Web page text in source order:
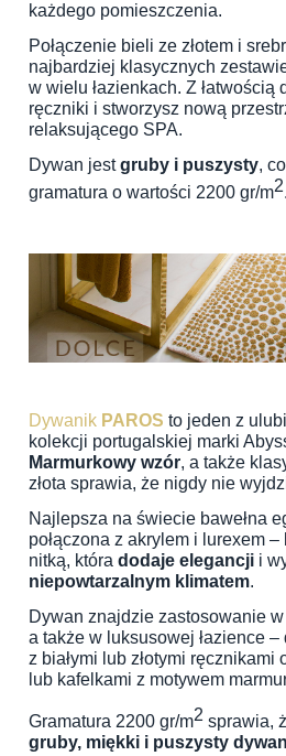
każdego pomieszczenia.
Połączenie bieli ze złotem i
najbardziej klasycznych
w wielu łazienkach. Z łatwością
ręczniki i stworzysz nową
relaksującego SPA.
Dywan jestgruby i puszysty,
gramatura o wartości 2200 gr/m2.
Dywanik PAROS to jeden z
kolekcji portugalskiej marki
Marmurkowy wzór, a także
złota sprawia, że nigdy nie
Najlepsza na świecie bawełna
połączona z akrylem i lurexem –
nitką, która dodaje elegancji i
niepowtarzalnym klimatem.
Dywan znajdzie zastosowanie
a także w luksusowej łazience –
z białymi lub złotymi ręcznikami
lub kafelkami z motywem
Gramatura 2200 gr/m2 sprawia,
gruby, miękki i puszysty dywan